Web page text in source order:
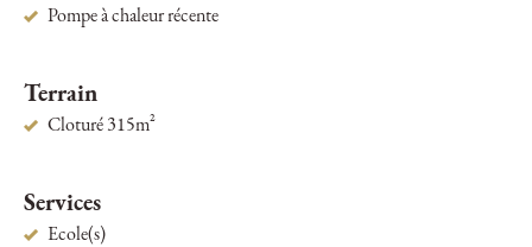
Pompe à chaleur récente
Terrain
Cloturé 315m²
Services
Ecole(s)